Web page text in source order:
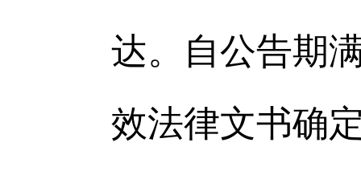
达。自公告期
效法律文书确